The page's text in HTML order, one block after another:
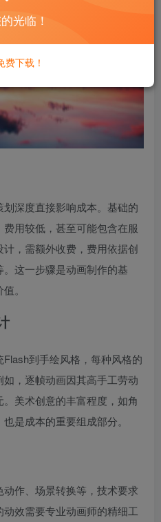
深度直接影响成本。基础的
用较低，甚至可能包含在服
，需额外收费，费用依据创
这一步骤是动画制作的基
。
到手绘风格，每种风格的
，逐帧动画因其高手工劳动
美术创意的丰富程度，如角
是成本的重要组成部分。
作、场景转换等，技术要求
效需要专业动画师的精细工
光临！
下载！